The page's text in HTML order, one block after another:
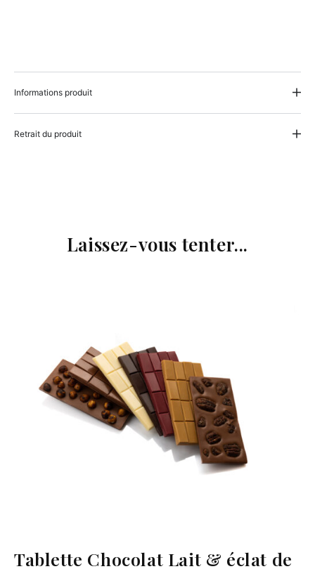
Informations produit
Retrait du produit
Laissez-vous tenter...
Tablette Chocolat Lait & éclat de